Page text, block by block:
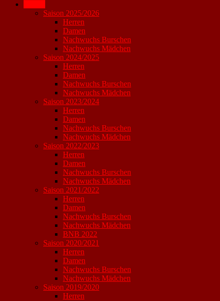
Saison 2025/2026
Herren
Damen
Nachwuchs Burschen
Nachwuchs Mädchen
Saison 2024/2025
Herren
Damen
Nachwuchs Burschen
Nachwuchs Mädchen
Saison 2023/2024
Herren
Damen
Nachwuchs Burschen
Nachwuchs Mädchen
Saison 2022/2023
Herren
Damen
Nachwuchs Burschen
Nachwuchs Mädchen
Saison 2021/2022
Herren
Damen
Nachwuchs Burschen
Nachwuchs Mädchen
BNB 2022
Saison 2020/2021
Herren
Damen
Nachwuchs Burschen
Nachwuchs Mädchen
Saison 2019/2020
Herren